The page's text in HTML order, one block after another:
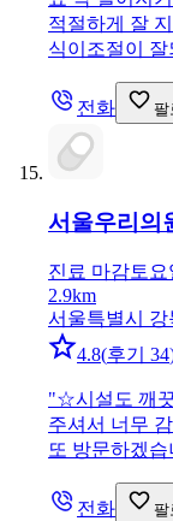
적절하게 잘
식이조절이
전화 팔
서울우리의
진료 마감토요
2.9km
서울특별시 강
4.8(후기 34
"☆시설도 깨
주셔서 너무
또 방문하겠습
전화 팔